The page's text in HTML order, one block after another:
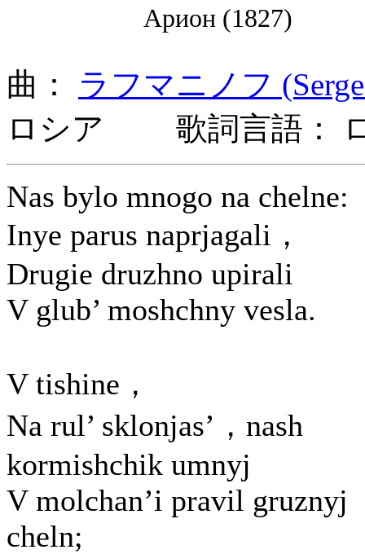
Арион (1827)
曲： ラフマニノフ
ロシア 歌詞言語：
Nas bylo mnogo na chelne:
Inye parus naprjagali，
Drugie druzhno upirali
V glub’ moshchny vesla.
V tishine，
Na rul’ sklonjas’，nash
kormishchik umnyj
V molchan’i pravil gruznyj
cheln;